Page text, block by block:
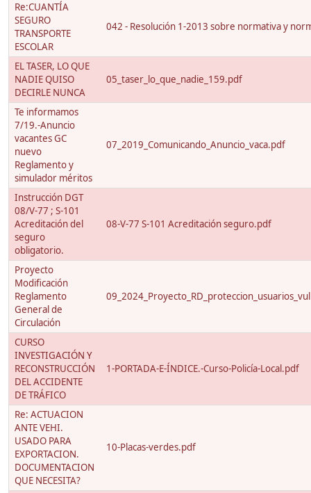
Re:CUANTÍA
SEGURO
TRANSPORTE
ESCOLAR
042 - Resolución 1-2013 sobre normativa y
EL TASER, LO QUE
NADIE QUISO
DECIRLE NUNCA
05_taser_lo_que_nadie_159.pdf
Te informamos
7/19.-Anuncio
vacantes GC
nuevo
Reglamento y
simulador méritos
07_2019_Comunicando_Anuncio_vaca.pdf
Instrucción DGT
08/V-77 ; S-101
Acreditación del
seguro
obligatorio.
08-V-77 S-101 Acreditación seguro.pdf
Proyecto
Modificación
Reglamento
General de
Circulación
CURSO
INVESTIGACIÓN Y
RECONSTRUCCIÓN
DEL ACCIDENTE
DE TRÁFICO
1-PORTADA-E-ÍNDICE.-Curso-Policía-Local.pdf
Re: ACTUACION
ANTE VEHI.
USADO PARA
EXPORTACION.
DOCUMENTACION
QUE NECESITA?
10-Placas-verdes.pdf